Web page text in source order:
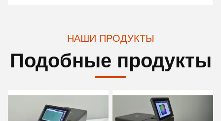
НАШИ ПРОДУКТЫ
Подобные продукты